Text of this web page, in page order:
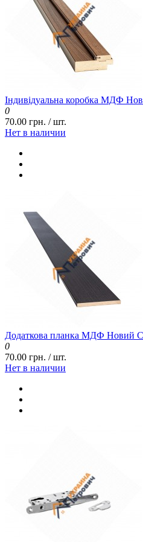
Індивідуальна коробка МДФ
0
70.00 грн. / шт.
Нет в наличии
Додаткова планка МДФ Новий
0
70.00 грн. / шт.
Нет в наличии